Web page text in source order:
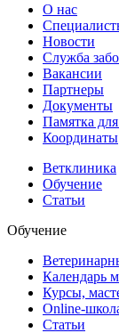
О нас
Новости
Служба
Вакансии
Партнеры
Документы
Памятка
Координаты
Ветклиника
Обучение
Статьи
Обучение
Календарь
Курсы,
Online-
Статьи